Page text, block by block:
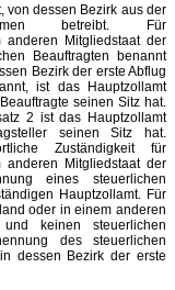
von dessen Bezirk aus der
betreibt. Für
anderen Mitgliedstaat der
Beauftragten benannt
Bezirk der erste Abflug
ist das Hauptzollamt
seinen Sitz hat.
2 ist das Hauptzollamt
seinen Sitz hat.
Zuständigkeit für
anderen Mitgliedstaat der
eines steuerlichen
Hauptzollamt. Für
oder in einem anderen
keinen steuerlichen
des steuerlichen
dessen Bezirk der erste